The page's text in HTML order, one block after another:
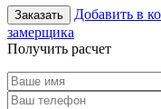
Заказать Добавить в
замерщика
Получить расчет